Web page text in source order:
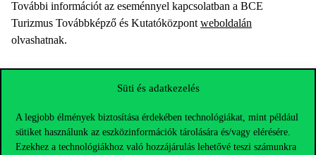
Süti és adatkezelés
A legjobb élmények biztosítása érdekében technológiákat, mint például
sütiket használunk az eszközinformációk tárolására és/vagy elérésére.
Ezekhez a technológiákhoz való hozzájárulás lehetővé teszi számunkra
További információt az eseménnyel kapcsolatban a BCE
Turizmus Továbbképző és Kutatóközpont weboldalán
olvashatnak.